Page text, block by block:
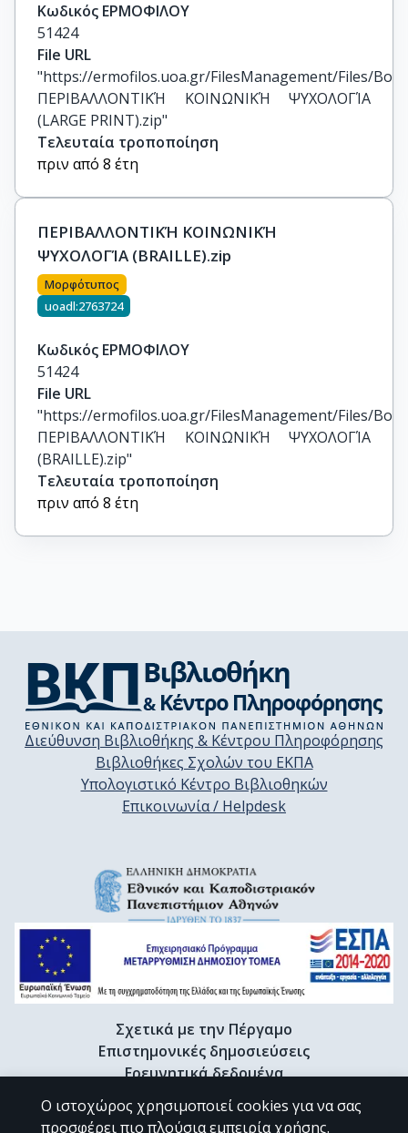
Κωδικός ΕΡΜΟΦΙΛΟΥ
51424
File URL
"https://ermofilos.uoa.gr/FilesManagement/Files/
ΠΕΡΙΒΑΛΛΟΝΤΙΚΉ ΚΟΙΝΩΝΙΚΉ ΨΥΧΟΛΟΓΊΑ
(LARGE PRINT).zip"
Τελευταία τροποποίηση
πριν από 8 έτη
ΠΕΡΙΒΑΛΛΟΝΤΙΚΉ ΚΟΙΝΩΝΙΚΉ
ΨΥΧΟΛΟΓΊΑ (BRAILLE).zip
Μορφότυπος
uoadl:2763724
Κωδικός ΕΡΜΟΦΙΛΟΥ
51424
File URL
"https://ermofilos.uoa.gr/FilesManagement/Files/
ΠΕΡΙΒΑΛΛΟΝΤΙΚΉ ΚΟΙΝΩΝΙΚΉ ΨΥΧΟΛΟΓΊΑ
(BRAILLE).zip"
Τελευταία τροποποίηση
πριν από 8 έτη
Διεύθυνση Βιβλιοθήκης & Κέντρου Πληροφόρησης
Βιβλιοθήκες Σχολών του ΕΚΠΑ
Υπολογιστικό Κέντρο Βιβλιοθηκών
Επικοινωνία / Helpdesk
Σχετικά με την Πέργαμο
Επιστημονικές δημοσιεύσεις
Ερευνητικά δεδομένα
Διδακτορικές διατριβές & Γκρίζα βιβλιογραφία
Προφίλ Ερευνητή
Ο ιστοχώρος χρησιμοποιεί cookies για να σας
προσφέρει πιο πλούσια εμπειρία χρήσης.